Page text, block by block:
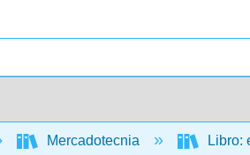
Mercadotecnia Libro: